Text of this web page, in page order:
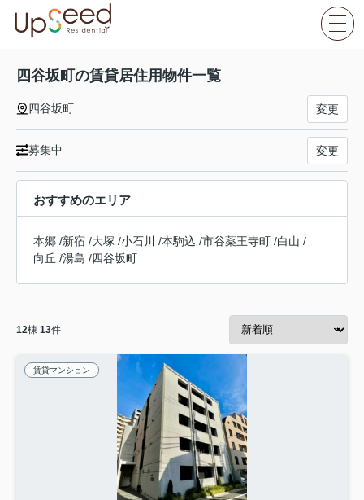
四谷坂町の賃貸居住用物件一覧
四谷坂町 変更
募集中 変更
おすすめのエリア
本郷 /新宿 /大塚 /小石川 /本駒込 /市谷薬王寺町 /白山 /
向丘 /湯島 /四谷坂町
12棟 13件
賃貸マンション